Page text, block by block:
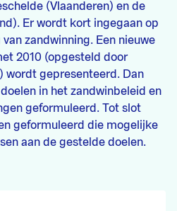
(Vlaanderen) en de
Er wordt kort ingegaan op
zandwinning. Een nieuwe
2010 (opgesteld door
wordt gepresenteerd. Dan
in het zandwinbeleid en
geformuleerd. Tot slot
geformuleerd die mogelijke
aan de gestelde doelen.